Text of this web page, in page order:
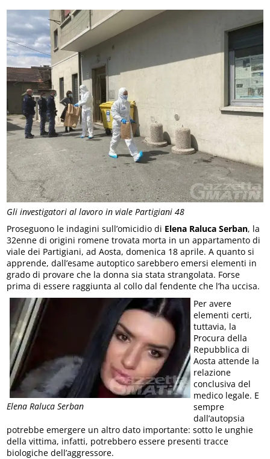
Gli investigatori al lavoro in viale Partigiani 48
Proseguono le indagini sull’omicidio di Elena Raluca Serban, la
32enne di origini romene trovata morta in un appartamento di
viale dei Partigiani, ad Aosta, domenica 18 aprile. A quanto si
apprende, dall’esame autoptico sarebbero emersi elementi in
grado di provare che la donna sia stata strangolata. Forse
prima di essere raggiunta al collo dal fendente che l’ha uccisa.
Elena Raluca Serban
Per avere
elementi certi,
tuttavia, la
Procura della
Repubblica di
Aosta attende la
relazione
conclusiva del
medico legale. E
sempre
dall’autopsia
potrebbe emergere un altro dato importante: sotto le unghie
della vittima, infatti, potrebbero essere presenti tracce
biologiche dell’aggressore.